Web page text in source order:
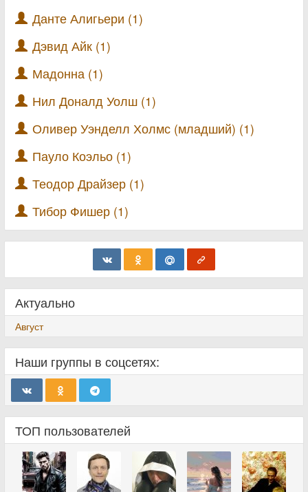
Данте Алигьери (1)
Дэвид Айк (1)
Мадонна (1)
Нил Доналд Уолш (1)
Оливер Уэнделл Холмс (младший) (1)
Пауло Коэльо (1)
Теодор Драйзер (1)
Тибор Фишер (1)
Актуально
Август
Наши группы в соцсетях:
ТОП пользователей